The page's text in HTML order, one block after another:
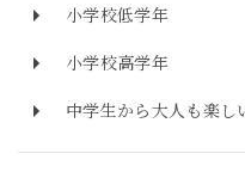
小学校低学年
小学校高学年
中学生から大人も楽し